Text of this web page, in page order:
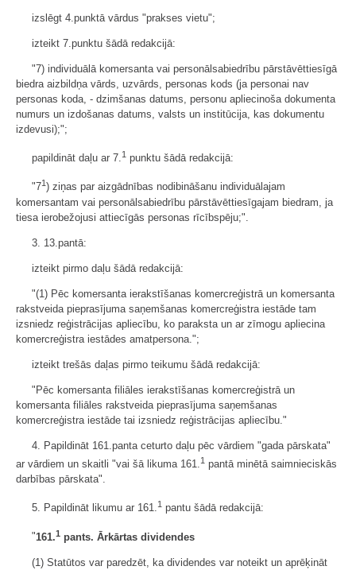
izslēgt 4.punktā vārdus "prakses vietu";
izteikt 7.punktu šādā redakcijā:
"7) individuālā komersanta vai personālsabiedrību pārstāvēttiesīgā
biedra aizbildņa vārds, uzvārds, personas kods (ja personai nav
personas koda, - dzimšanas datums, personu apliecinoša dokumenta
numurs un izdošanas datums, valsts un institūcija, kas dokumentu
izdevusi);";
papildināt daļu ar 7.1 punktu šādā redakcijā:
"71 ) ziņas par aizgādnības nodibināšanu individuālajam
komersantam vai personālsabiedrību pārstāvēttiesīgajam biedram, ja
tiesa ierobežojusi attiecīgās personas rīcībspēju;".
3. 13.pantā:
izteikt pirmo daļu šādā redakcijā:
"(1) Pēc komersanta ierakstīšanas komercreģistrā un komersanta
rakstveida pieprasījuma saņemšanas komercreģistra iestāde tam
izsniedz reģistrācijas apliecību, ko paraksta un ar zīmogu apliecina
komercreģistra iestādes amatpersona.";
izteikt trešās daļas pirmo teikumu šādā redakcijā:
"Pēc komersanta filiāles ierakstīšanas komercreģistrā un
komersanta filiāles rakstveida pieprasījuma saņemšanas
komercreģistra iestāde tai izsniedz reģistrācijas apliecību."
4. Papildināt 161.panta ceturto daļu pēc vārdiem "gada pārskata"
ar vārdiem un skaitli "vai šā likuma 161.
1 pantā minētā saimnieciskās
darbības pārskata".
5. Papildināt likumu ar 161.1 pantu šādā redakcijā:
"161.1 pants. Ārkārtas dividendes
(1) Statūtos var paredzēt, ka dividendes var noteikt un aprēķināt